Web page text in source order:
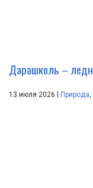
Дарашколь –
13 июля 2026 Природа,